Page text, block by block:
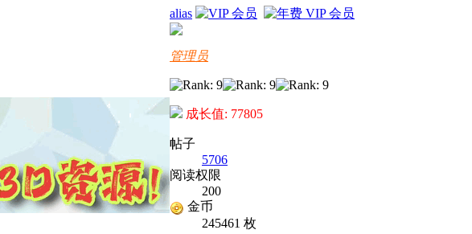
alias
管理员
成长值: 77805
帖子
5706
阅读权限
200
金币
245461 枚